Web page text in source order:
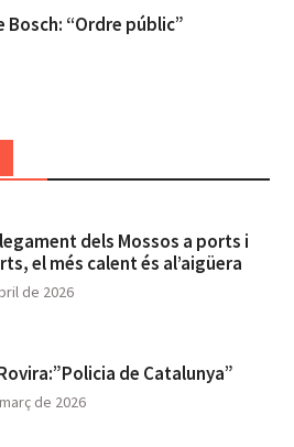
Bosch: “Ordre públic”
dels Mossos a ports i
el més calent és al’aigüera
de 2026
de Catalunya”
de 2026